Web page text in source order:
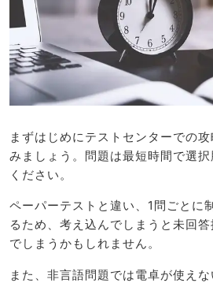
まずはじめにテストセンターでの
みましょう。問題は最短時間で選
ください。
ペーパーテストと違い、1問ごとに
るため、考え込んでしまうと未回
でしまうかもしれません。
また、非言語問題では電卓が使え